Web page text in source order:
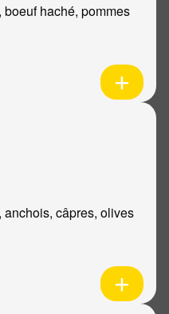
haché, pommes
anchois, câpres, olives